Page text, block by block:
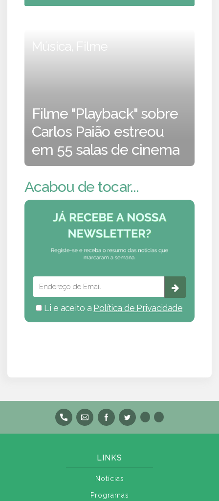
Música, Filme
Filme "Playback" sobre
Carlos Paião estreou
em 55 salas de cinema
Acabou de tocar...
Li e aceito a Política de Privacidade
LINKS
Notícias
Programas